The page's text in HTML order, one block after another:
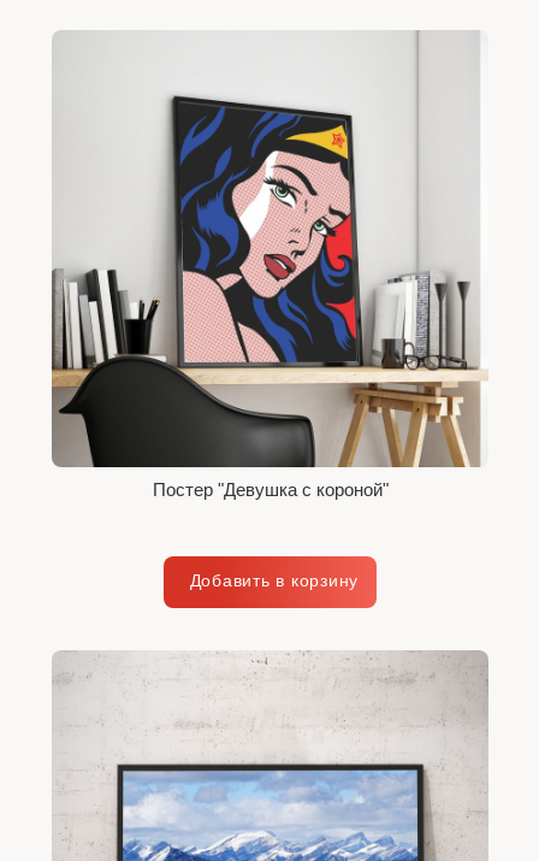
Постер "Девушка с короной"